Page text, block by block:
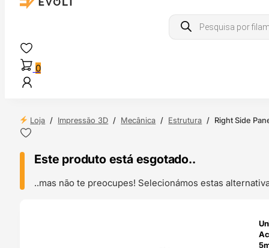
Products
search
0
Loja / Impressão 3D / Mecânica / Estrutura / Right Side
Este produto está esgotado..
..mas não te preocupes! Selecionámos estas